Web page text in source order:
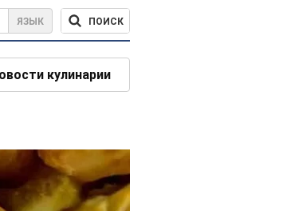
ЯЗЫК ПОИСК
кулинарии